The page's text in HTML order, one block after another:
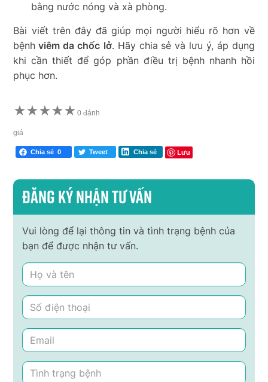
bằng nước nóng và xà phòng.
Bài viết trên đây đã giúp mọi người hiểu rõ hơn về
bệnh viêm da chốc lở. Hãy chia sẻ và lưu ý, áp dụng
khi cần thiết để góp phần điều trị bệnh nhanh hồi
phục hơn.
★★★★★ 0 đánh
giá
Chia sẻ 0 Tweet Chia sẻ Lưu
Đăng ký nhận tư vấn
Vui lòng để lại thông tin và tình trạng bệnh của
bạn để được nhận tư vấn.